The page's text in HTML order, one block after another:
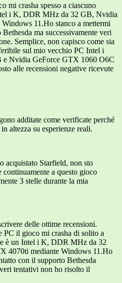
mi crasha spesso a ciascuno
i K, DDR MHz da 32 GB, Nvidia
11.Ho stanco a mettermi
ma successivamente veri
Semplice, non capisco come sia
sul mio vecchio PC Intel i
Nvidia GeForce GTX 1060 O6C
alle recensioni negative ricevute
additate come verificate perché
altezza su esperienze reali.
acquistato Starfield, non sto
continuamente a questo gioco
3 stelle durante la mia
delle ottime recensioni.
PC il gioco mi crasha di solito a
è un Intel i K, DDR MHz da 32
4070ti mediante Windows 11.Ho
con il supporto Bethesda
tentativi non ho risolto il